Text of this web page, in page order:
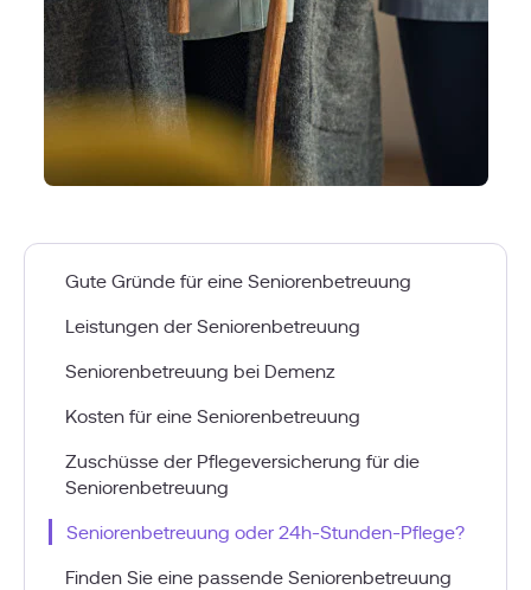
Gute Gründe für eine Seniorenbetreuung
Leistungen der Seniorenbetreuung
Seniorenbetreuung bei Demenz
Kosten für eine Seniorenbetreuung
Zuschüsse der Pflegeversicherung für die
Seniorenbetreuung
Seniorenbetreuung oder 24h-Stunden-Pflege?
Finden Sie eine passende Seniorenbetreuung